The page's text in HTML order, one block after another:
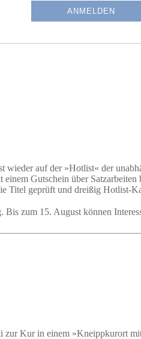
wieder auf der »Hotlist« der
Gutschein über
Titel geprüft und dreißig Hotlist-
zum 15. August können
zur Kur in einem »Kneippkurort